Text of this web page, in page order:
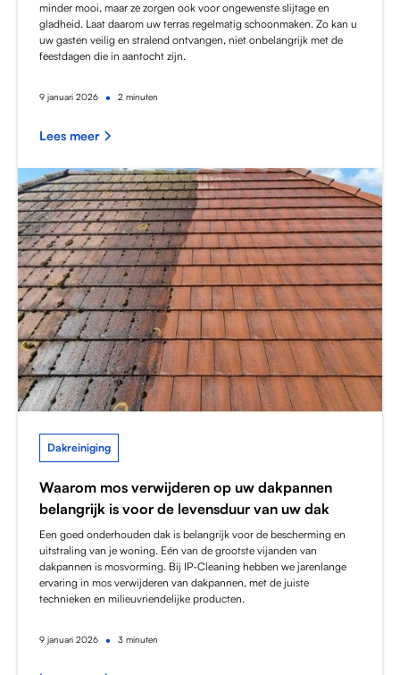
minder mooi, maar ze zorgen ook voor ongewenste slijtage en
gladheid. Laat daarom uw terras regelmatig schoonmaken. Zo kan u
uw gasten veilig en stralend ontvangen, niet onbelangrijk met de
feestdagen die in aantocht zijn.
9 januari 2026 • 2 minuten
Lees meer
Dakreiniging
Waarom mos verwijderen op uw dakpannen
belangrijk is voor de levensduur van uw dak
Een goed onderhouden dak is belangrijk voor de bescherming en
uitstraling van je woning. Eén van de grootste vijanden van
dakpannen is mosvorming. Bij IP-Cleaning hebben we jarenlange
ervaring in mos verwijderen van dakpannen, met de juiste
technieken en milieuvriendelijke producten.
9 januari 2026 • 3 minuten